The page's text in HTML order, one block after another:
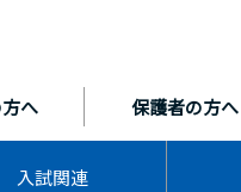
へ 保護者の方へ
入試関連